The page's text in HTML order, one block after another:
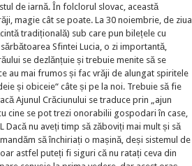
de iarnă. În folclorul slovac, această
magie cât se poate. La 30 noiembrie, de ziua
tradițională) sub care pun bilețele cu
Sfintei Lucia, o zi importantă,
se dezlănțuie și trebuie menite să se
au mai frumos și fac vrăji de alungat spiritele
și obiceie“ câte și pe la noi. Trebuie să fie
Ajunul Crăciunului se traduce prin „ajun
cine se pot trezi onorabilii gospodari în case,
Dacă nu aveți timp să zăboviți mai mult și să
să închiriați o mașină, deși sistemul de
astfel puteți fi siguri că nu ratați ceva din